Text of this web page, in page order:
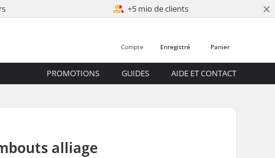
+5 mio de clients ×
Panier
Enregistré
Compte
PROMOTIONS GUIDES AIDE ET CONTACT
alliage